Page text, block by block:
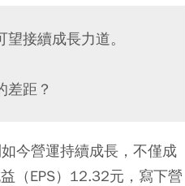
接續成長力道。
差距？
今營運持續成長，不僅成
（EPS）12.32元，寫下營